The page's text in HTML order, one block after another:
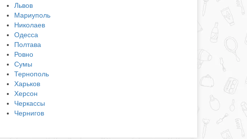
Львов
Мариуполь
Николаев
Одесса
Полтава
Ровно
Сумы
Тернополь
Харьков
Херсон
Черкассы
Чернигов